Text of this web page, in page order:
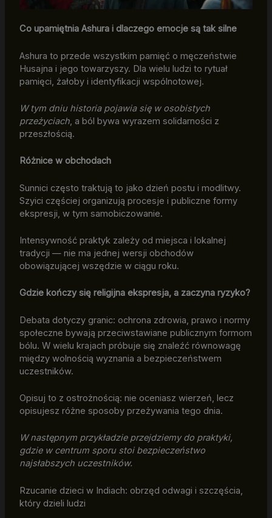
Co upamiętnia Ashura i dlaczego emocje są tak silne
Ashura to przede wszystkim pamięć o męczeństwie
Husajna i jego towarzyszy. Dla wielu ludzi to rytuał
pamięci, żałoby i identyfikacji wspólnotowej.
W tym dniu historia pojawia się w osobistych
przeżyciach, a ból bywa wyrazem solidarności z
przeszłością.
Różnice w obchodach
Sunnici często traktują to jako dzień postu i modlitwy.
Szyici częściej organizują procesje i publiczne formy
ekspresji, w tym samobiczowanie.
Intensywność praktyk zależy od miejsca i lokalnej
tradycji — nie ma jednej wersji obchodów
obowiązującej wszędzie w ciągu roku.
Gdzie kończy się religijna ekspresja, a zaczyna ryzyko?
Debata dotyczy granic: ochrona zdrowia, prawo i normy
społeczne bywają przeciwstawiane publicznym formom
bólu. W wielu krajach próbuje się znaleźć równowagę
między wolnością wyznania a bezpieczeństwem
uczestników.
Opisuj to z ostrożnością: nie oceniasz wierzeń, lecz
opisujesz różne sposoby przeżywania tego dnia.
W następnym przykładzie przejdziemy do praktyki,
gdzie w centrum sporu stoi bezpieczeństwo
najsłabszych uczestników.
Rzucanie dzieci w Indiach: obrzęd odwagi i szczęścia,
który dzieli ludzi